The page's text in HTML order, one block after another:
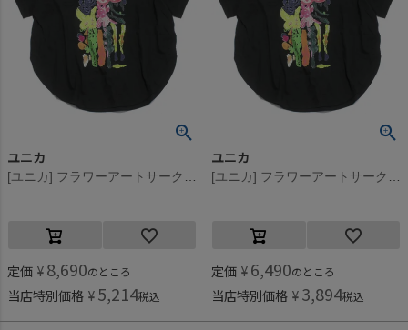
ユニカ
定価 ¥ 8,690のところ
当店特別価格 ¥ 5,214税込
ユニカ
定価 ¥ 6,490のところ
当店特別価格 ¥ 3,894税込